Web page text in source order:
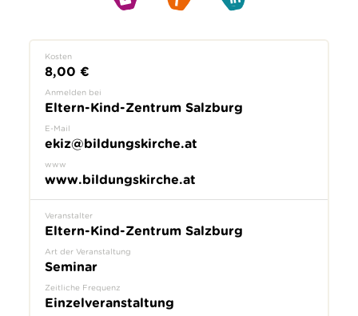
Kosten
8,00 €
Anmelden bei
Eltern-Kind-Zentrum Salzburg
E-Mail
ekiz@bildungskirche.at
www
www.bildungskirche.at
Veranstalter
Eltern-Kind-Zentrum Salzburg
Art der Veranstaltung
Seminar
Zeitliche Frequenz
Einzelveranstaltung